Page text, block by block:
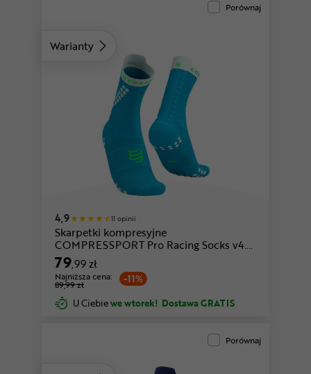
Warianty
czarny-czerwony
Porównaj
4,9 11 opinii
Skarpetki kompresyjne
COMPRESSPORT Pro Racing Socks v4.0
Trail
79,99 zł
-11%
Najniższa cena:
89,99 zł
U Ciebiewe wtorek! Dostawa GRATIS
Porównaj